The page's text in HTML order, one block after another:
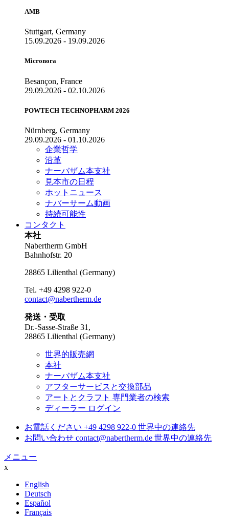
AMB
Stuttgart, Germany
15.09.2026 - 19.09.2026
Micronora
Besançon, France
29.09.2026 - 02.10.2026
POWTECH TECHNOPHARM 2026
Nürnberg, Germany
29.09.2026 - 01.10.2026
企業哲学
沿革
ナーバザム本支社
見本市の日程
ホットニュース
ナバーサーム動画
持続可能性
コンタクト
本社
Nabertherm GmbH
Bahnhofstr. 20
28865 Lilienthal (Germany)
Tel. +49 4298 922-0
contact@nabertherm.de
発送・受取
Dr.-Sasse-Straße 31,
28865 Lilienthal (Germany)
世界的販売網
本社
ナーバザム本支社
アフターサービスと交換部品
アートとクラフト 専門業者の検索
ディーラー ログイン
お電話ください +49 4298 922-0 世界中の連絡先
お問い合わせ contact@nabertherm.de 世界中の連絡先
メニュー
x
English
Deutsch
Español
Français